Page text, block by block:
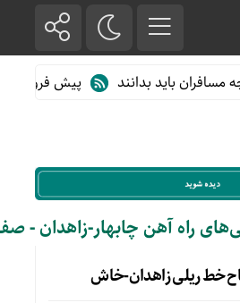
باید بدانند پیش فروش بلیت
راه آهن چابهار-زاهدان - صفحه
خط ریلی زاهدان-خاش